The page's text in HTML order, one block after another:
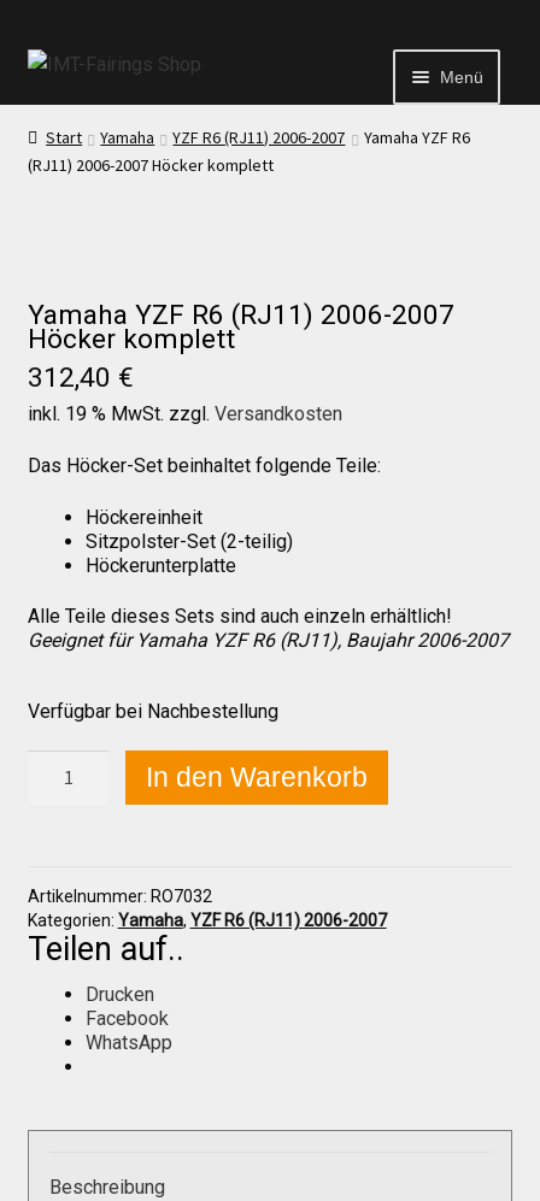
Menü
Start
Kontakt
News
News
Test Startseite
Über uns
Händlerkonditionen
Sitzpolster und erhöhte Sitzpolster
Preislisten
Start Yamaha YZF R6 (RJ11) 2006-2007
Yamaha YZF R6
(RJ11) 2006-2007 Höcker komplett
Yamaha YZF R6 (RJ11) 2006-2007
Höcker komplett
312,40 €
inkl. 19 % MwSt. zzgl. Versandkosten
Das Höcker-Set beinhaltet folgende Teile:
Höckereinheit
Sitzpolster-Set (2-teilig)
Höckerunterplatte
Alle Teile dieses Sets sind auch einzeln erhältlich!
Geeignet für Yamaha YZF R6 (RJ11), Baujahr 2006-2007
Verfügbar bei Nachbestellung
Höcker
komplett
Menge
In den Warenkorb
Artikelnummer: RO7032
Kategorien: Yamaha, YZF R6 (RJ11) 2006-2007
Teilen auf..
Drucken
Facebook
WhatsApp
Beschreibung